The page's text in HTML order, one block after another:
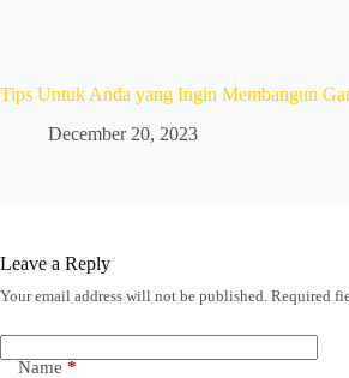
Tips Untuk Anda yang Ingin Membangun
December 20, 2023
Leave a Reply
Your email address will not be published. Required
Name *